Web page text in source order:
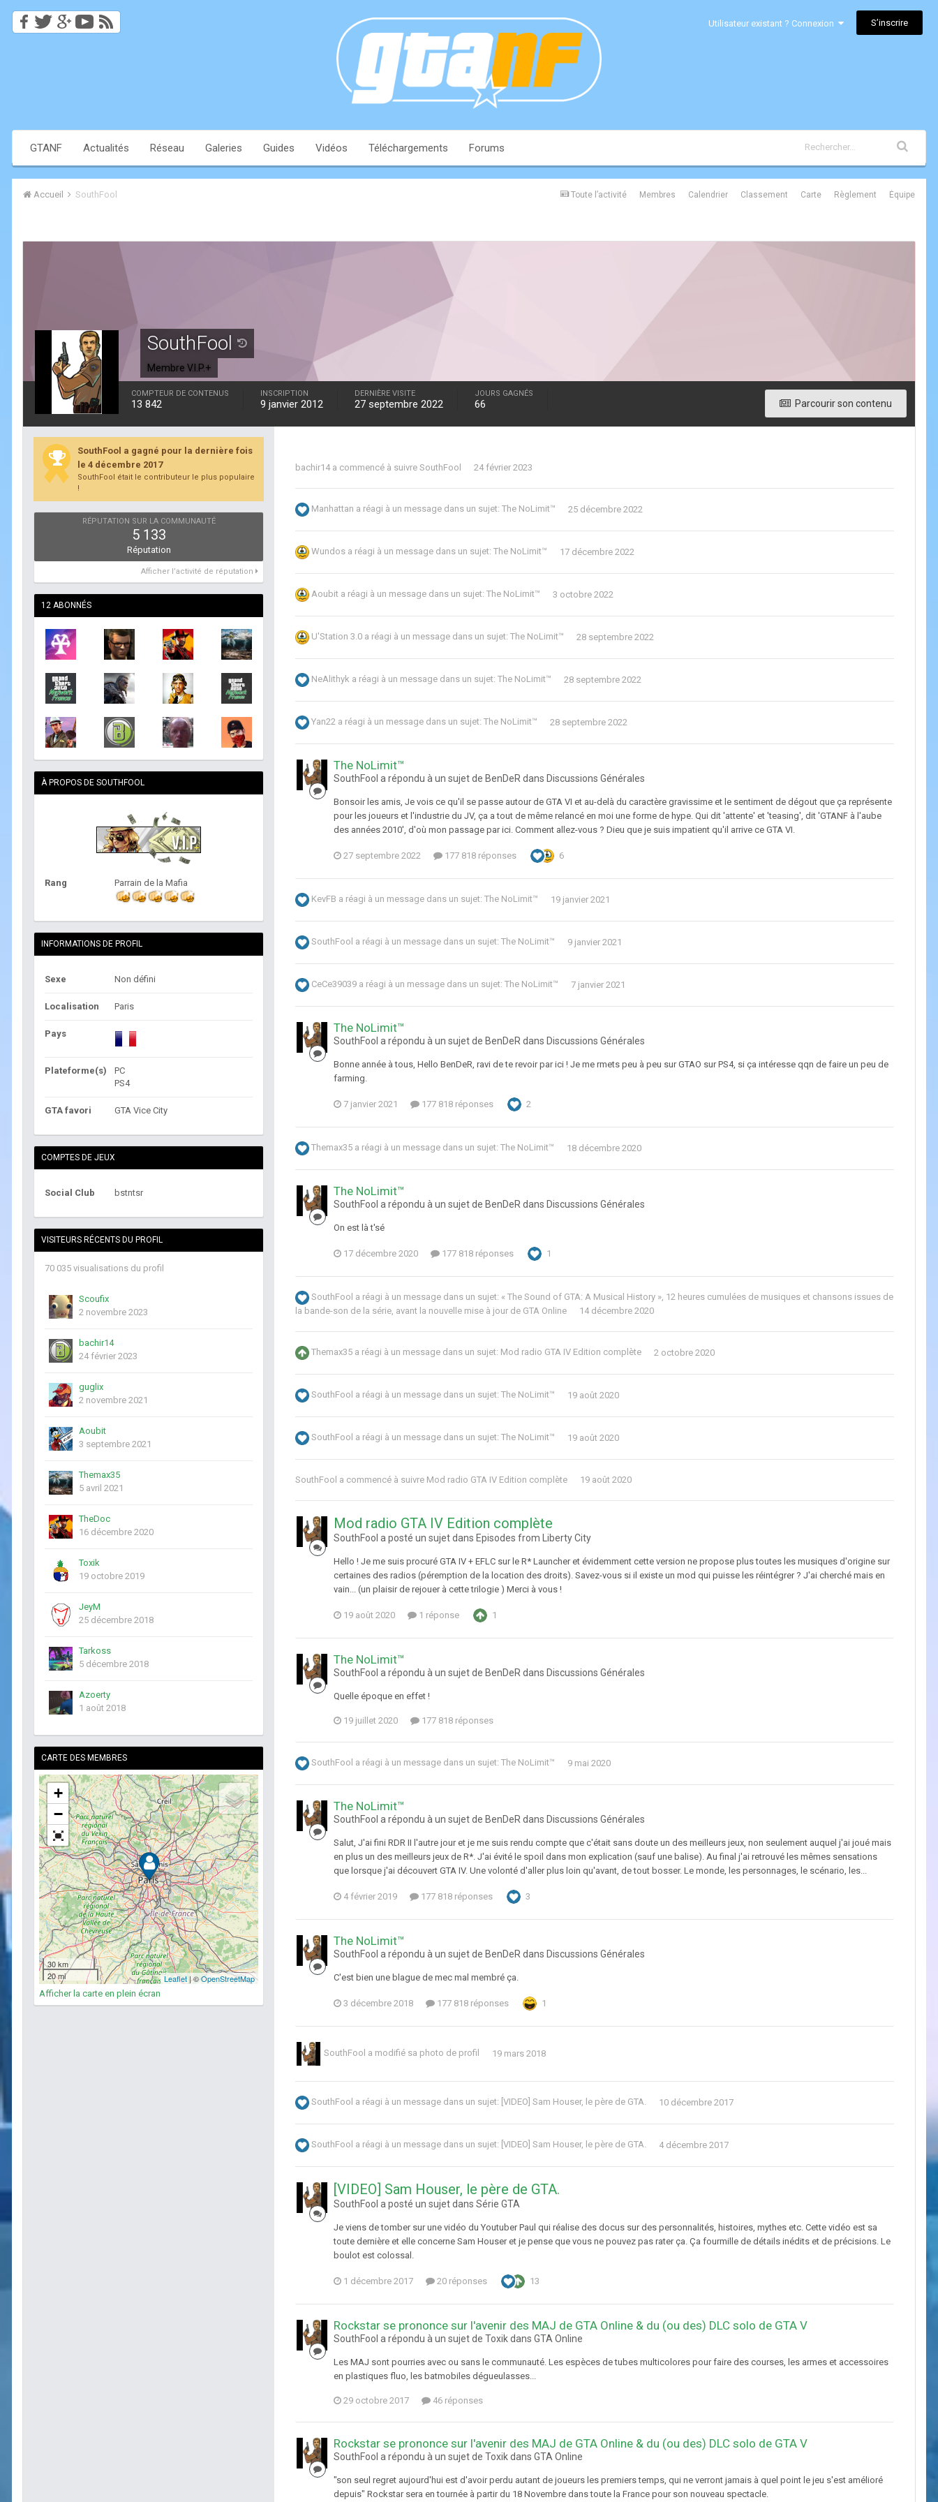
Utilisateur existant ? Connexion S’inscrire
GTANF Actualités Réseau Galeries Guides Vidéos Téléchargements Forums
Toute l’activité Membres Calendrier Classement Carte Règlement Équipe
Accueil SouthFool
SouthFool
Membre V.I.P.+
Parcourir son contenu
COMPTEUR DE CONTENUS
13 842
INSCRIPTION
9 janvier 2012
DERNIÈRE VISITE
27 septembre 2022
JOURS GAGNÉS
66
SouthFool a gagné pour la dernière fois
le 4 décembre 2017
SouthFool était le contributeur le plus populaire
!
RÉPUTATION SUR LA COMMUNAUTÉ
5 133
Réputation
Afficher l’activité de réputation
12 ABONNÉS
À PROPOS DE SOUTHFOOL
Rang Parrain de la Mafia
INFORMATIONS DE PROFIL
Sexe Non défini
Localisation Paris
Pays
Plateforme(s)
PC
PS4
GTA favori GTA Vice City
COMPTES DE JEUX
Social Club bstntsr
VISITEURS RÉCENTS DU PROFIL
70 035 visualisations du profil
Scoufix
2 novembre 2023
bachir14
24 février 2023
guglix
2 novembre 2021
Aoubit
3 septembre 2021
Themax35
5 avril 2021
TheDoc
16 décembre 2020
Toxik
19 octobre 2019
JeyM
25 décembre 2018
Tarkoss
5 décembre 2018
Azoerty
1 août 2018
CARTE DES MEMBRES
Afficher la carte en plein écran
bachir14a commencé à suivre SouthFool 24 février 2023
Manhattan a réagi à un message dans un sujet: The NoLimit™ 25 décembre 2022
Wundos a réagi à un message dans un sujet: The NoLimit™ 17 décembre 2022
Aoubit a réagi à un message dans un sujet: The NoLimit™ 3 octobre 2022
U'Station 3.0 a réagi à un message dans un sujet: The NoLimit™ 28 septembre 2022
NeAlithyk a réagi à un message dans un sujet: The NoLimit™ 28 septembre 2022
Yan22 a réagi à un message dans un sujet: The NoLimit™ 28 septembre 2022
The NoLimit™
SouthFool a répondu à un sujet de BenDeR dans Discussions Générales
Bonsoir les amis, Je vois ce qu'il se passe autour de GTA VI et au-delà du caractère gravissime et le sentiment de dégout que ça représente
pour les joueurs et l'industrie du JV, ça a tout de même relancé en moi une forme de hype. Qui dit 'attente' et 'teasing', dit 'GTANF à l'aube
des années 2010', d'où mon passage par ici. Comment allez-vous ? Dieu que je suis impatient qu'il arrive ce GTA VI.
27 septembre 2022 177 818 réponses 6
KevFB a réagi à un message dans un sujet: The NoLimit™ 19 janvier 2021
SouthFool a réagi à un message dans un sujet: The NoLimit™ 9 janvier 2021
CeCe39039 a réagi à un message dans un sujet: The NoLimit™ 7 janvier 2021
The NoLimit™
SouthFool a répondu à un sujet de BenDeR dans Discussions Générales
Bonne année à tous, Hello BenDeR, ravi de te revoir par ici ! Je me rmets peu à peu sur GTAO sur PS4, si ça intéresse qqn de faire un peu de
farming.
7 janvier 2021 177 818 réponses 2
Themax35 a réagi à un message dans un sujet: The NoLimit™ 18 décembre 2020
The NoLimit™
SouthFool a répondu à un sujet de BenDeR dans Discussions Générales
On est là t'sé
17 décembre 2020 177 818 réponses 1
SouthFool a réagi à un message dans un sujet: « The Sound of GTA: A Musical History », 12 heures cumulées de musiques et chansons issues de
la bande-son de la série, avant la nouvelle mise à jour de GTA Online
14 décembre 2020
Themax35 a réagi à un message dans un sujet: Mod radio GTA IV Edition complète 2 octobre 2020
SouthFool a réagi à un message dans un sujet: The NoLimit™ 19 août 2020
SouthFool a réagi à un message dans un sujet: The NoLimit™ 19 août 2020
SouthFool a commencé à suivre Mod radio GTA IV Edition complète 19 août 2020
Mod radio GTA IV Edition complète
SouthFool a posté un sujet dans Episodes from Liberty City
Hello ! Je me suis procuré GTA IV + EFLC sur le R* Launcher et évidemment cette version ne propose plus toutes les musiques d'origine sur
certaines des radios (péremption de la location des droits). Savez-vous si il existe un mod qui puisse les réintégrer ? J'ai cherché mais en
vain... (un plaisir de rejouer à cette trilogie ) Merci à vous !
19 août 2020 1 réponse 1
The NoLimit™
SouthFool a répondu à un sujet de BenDeR dans Discussions Générales
Quelle époque en effet !
19 juillet 2020 177 818 réponses
SouthFool a réagi à un message dans un sujet: The NoLimit™ 9 mai 2020
The NoLimit™
SouthFool a répondu à un sujet de BenDeR dans Discussions Générales
Salut, J'ai fini RDR II l'autre jour et je me suis rendu compte que c'était sans doute un des meilleurs jeux, non seulement auquel j'ai joué mais
en plus un des meilleurs jeux de R*. J'ai évité le spoil dans mon explication (sauf une balise). Au final j'ai retrouvé les mêmes sensations
que lorsque j'ai découvert GTA IV. Une volonté d'aller plus loin qu'avant, de tout bosser. Le monde, les personnages, le scénario, les...
4 février 2019 177 818 réponses 3
The NoLimit™
SouthFool a répondu à un sujet de BenDeR dans Discussions Générales
C'est bien une blague de mec mal membré ça.
3 décembre 2018 177 818 réponses 1
SouthFool a modifié sa photo de profil 19 mars 2018
SouthFool a réagi à un message dans un sujet: [VIDEO] Sam Houser, le père de GTA. 10 décembre 2017
SouthFool a réagi à un message dans un sujet: [VIDEO] Sam Houser, le père de GTA. 4 décembre 2017
[VIDEO] Sam Houser, le père de GTA.
SouthFool a posté un sujet dans Série GTA
Je viens de tomber sur une vidéo du Youtuber Paul qui réalise des docus sur des personnalités, histoires, mythes etc. Cette vidéo est sa
toute dernière et elle concerne Sam Houser et je pense que vous ne pouvez pas rater ça. Ça fourmille de détails inédits et de précisions. Le
boulot est colossal.
1 décembre 2017 20 réponses 13
Rockstar se prononce sur l'avenir des MAJ de GTA Online & du (ou des) DLC solo de GTA V
SouthFool a répondu à un sujet de Toxik dans GTA Online
Les MAJ sont pourries avec ou sans le communauté. Les espèces de tubes multicolores pour faire des courses, les armes et accessoires
en plastiques fluo, les batmobiles dégueulasses...
29 octobre 2017 46 réponses
Rockstar se prononce sur l'avenir des MAJ de GTA Online & du (ou des) DLC solo de GTA V
SouthFool a répondu à un sujet de Toxik dans GTA Online
"son seul regret aujourd'hui est d'avoir perdu autant de joueurs les premiers temps, qui ne verront jamais à quel point le jeu s'est amélioré
depuis" Rockstar sera en tournée à partir du 18 Novembre dans toute la France pour son nouveau spectacle.